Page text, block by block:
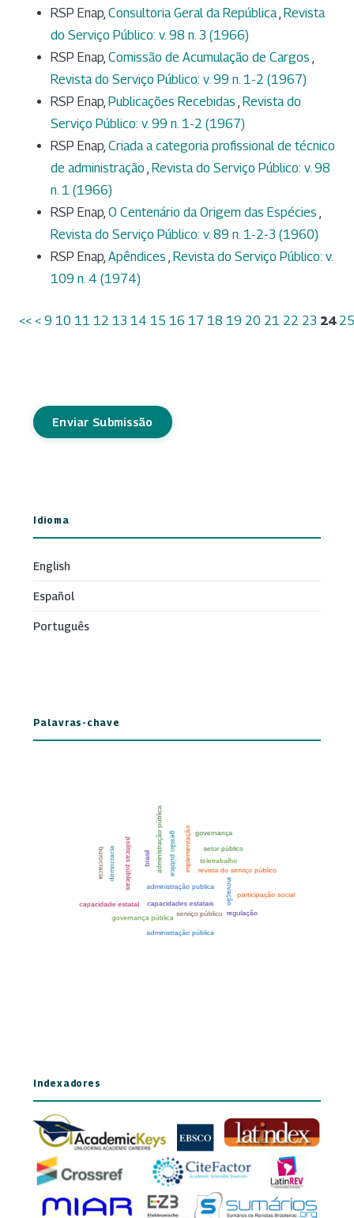
RSP Enap, Consultoria Geral da República Revista
do Serviço Público: v. 98 n. 3 (1966)
RSP Enap, Comissão de Acumulação de Cargos
Revista do Serviço Público: v. 99 n. 1-2 (1967)
RSP Enap, Publicações Recebidas Revista do
Serviço Público: v. 99 n. 1-2 (1967)
RSP Enap, Criada a categoria profissional de técnico
de administração Revista do Serviço Público: v. 98
n. 1 (1966)
RSP Enap, O Centenário da Origem das Espécies
Revista do Serviço Público: v. 89 n. 1-2-3 (1960)
RSP Enap, Apêndices Revista do Serviço Público: v.
109 n. 4 (1974)
<< < 9 10 11 12 13 14 15 16 17 18 19 20 21 22 23 24 25
Enviar Submissão
Idioma
English
Español
Português
Palavras-chave
Indexadores